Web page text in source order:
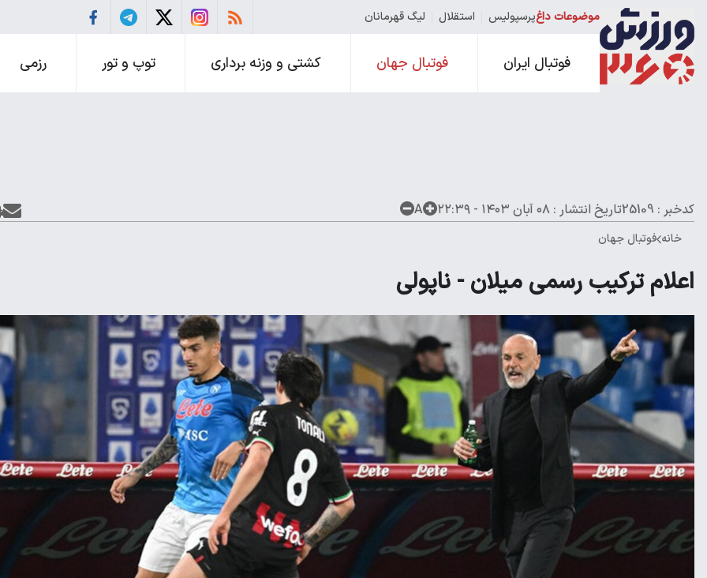
موضوعات داغپرسپولیس استقلال لیگ قهرمانان
فوتبال ایران فوتبال جهان کشتی و وزنه برداری توپ و تور رزمی
کدخبر : 25109 تاریخ انتشار : ۰۸ آبان ۱۴۰۳ - ۲۲:۳۹ A
خانه فوتبال جهان
اعلام ترکیب رسمی میلان - ناپولی